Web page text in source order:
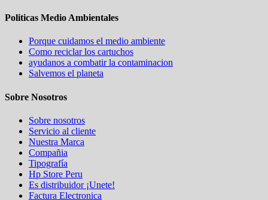
Politicas Medio Ambientales
Porque cuidamos el medio ambiente
Como reciclar los cartuchos
ayudanos a combatir la contaminacion
Salvemos el planeta
Sobre Nosotros
Sobre nosotros
Servicio al cliente
Nuestra Marca
Compañia
Tipografía
Hp Store Peru
Es distribuidor ¡Unete!
Factura Electronica